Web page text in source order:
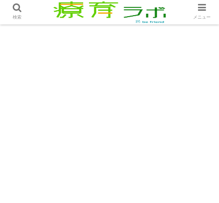
ホーム 療育プログラム 療育とは
検索 メニュー